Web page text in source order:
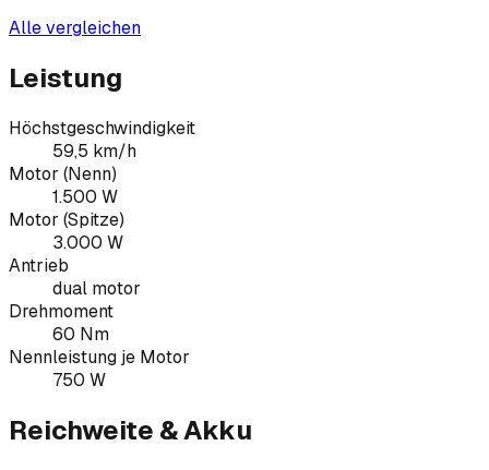
Alle vergleichen
Leistung
Höchstgeschwindigkeit
59,5 km/h
Motor (Nenn)
1.500 W
Motor (Spitze)
3.000 W
Antrieb
dual motor
Drehmoment
60 Nm
Nennleistung je Motor
750 W
Reichweite & Akku